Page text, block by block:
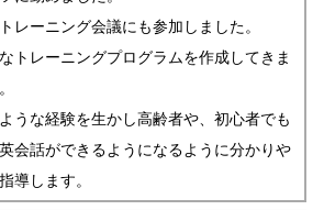
レーニング会議にも参加しました。
トレーニングプログラムを作成してきま
うな経験を生かし高齢者や、初心者でも
会話ができるようになるように分かりや
導します。